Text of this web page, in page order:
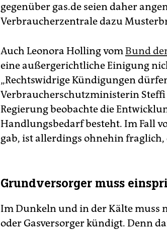
gegenüber gas.de seien daher
Verbraucherzentrale dazu
Auch Leonora Holling vomBund
eine außergerichtliche Einigung
„Rechtswidrige Kündigungen
Verbraucherschutzministerin Steffi
Regierung beobachte die
Handlungsbedarf besteht. Im Fall
gab, ist allerdings ohnehin fraglich,
Grundversorger muss
Im Dunkeln und in der Kälte muss
oder Gasversorger kündigt. Denn